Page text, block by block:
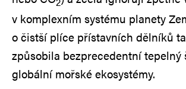
v komplexním systému planety
o čistší plíce přístavních dělníků
způsobila bezprecedentní tepelný
globální mořské ekosystémy.